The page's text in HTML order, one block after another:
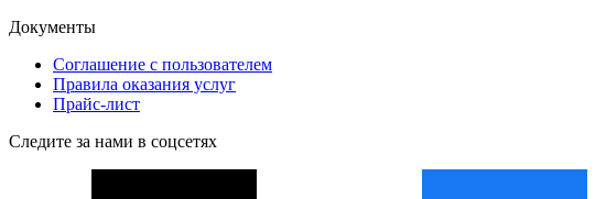
Документы
Соглашение с пользователем
Правила оказания услуг
Прайс-лист
Следите за нами в соцсетях